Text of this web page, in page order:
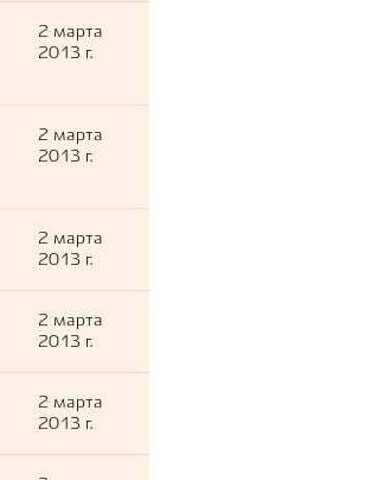
2 марта
2013 г.
2 марта
2013 г.
2 марта
2013 г.
2 марта
2013 г.
2 марта
2013 г.